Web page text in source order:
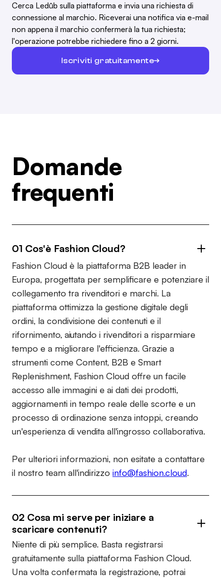
Cerca Ledûb sulla piattaforma e invia una richiesta di
connessione al marchio. Riceverai una notifica via e-mail
non appena il marchio confermerà la tua richiesta;
l'operazione potrebbe richiedere fino a 2 giorni.
Iscriviti gratuitamente
Domande
frequenti
01 Cos'è Fashion Cloud?
Fashion Cloud è la piattaforma B2B leader in
Europa, progettata per semplificare e potenziare il
collegamento tra rivenditori e marchi. La
piattaforma ottimizza la gestione digitale degli
ordini, la condivisione dei contenuti e il
rifornimento, aiutando i rivenditori a risparmiare
tempo e a migliorare l'efficienza. Grazie a
strumenti come Content, B2B e Smart
Replenishment, Fashion Cloud offre un facile
accesso alle immagini e ai dati dei prodotti,
aggiornamenti in tempo reale delle scorte e un
processo di ordinazione senza intoppi, creando
un'esperienza di vendita all'ingrosso collaborativa.
Per ulteriori informazioni, non esitate a contattare
il nostro team all'indirizzo info@fashion.cloud.
02 Cosa mi serve per iniziare a
scaricare contenuti?
Niente di più semplice. Basta registrarsi
gratuitamente sulla piattaforma Fashion Cloud.
Una volta confermata la registrazione, potrai